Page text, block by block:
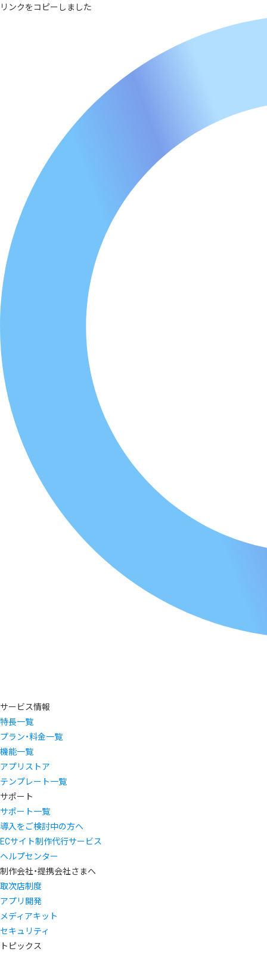
リンクをコピーしました
サービス情報
特長一覧
プラン・料金一覧
機能一覧
アプリストア
テンプレート一覧
サポート
サポート一覧
導入をご検討中の方へ
ECサイト制作代行サービス
ヘルプセンター
制作会社・提携会社さまへ
取次店制度
アプリ開発
メディアキット
セキュリティ
トピックス